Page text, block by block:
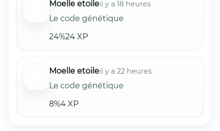
Moelle etoileil y a 18 heures
Le code génétique
24%24 XP
Moelle etoileil y a 22 heures
Le code génétique
8%4 XP